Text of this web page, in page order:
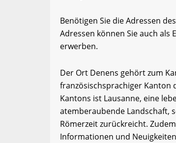
Benötigen Sie die Adressen
Adressen können Sie auch als
erwerben.
Der Ort Denens gehört zum
französischsprachiger Kanton
Kantons ist Lausanne, eine
atemberaubende Landschaft,
Römerzeit zurückreicht.
Informationen und